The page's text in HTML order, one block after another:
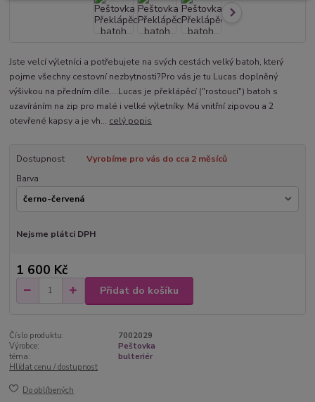
Jste velcí výletníci a potřebujete na svých cestách velký batoh, který
pojme všechny cestovní nezbytnosti?Pro vás je tu Lucas doplněný
výšivkou na předním díle....Lucas je překlápěcí ("rostoucí") batoh s
uzavíráním na zip pro malé i velké výletníky. Má vnitřní zipovou a 2
otevřené kapsy a je vh... celý popis
Dostupnost
Vyrobíme pro vás do cca 2 měsíců
Barva
Nejsme plátci DPH
1 600 Kč
Přidat do košíku
Číslo produktu:
7002029
Výrobce:
Peštovka
téma:
bulteriér
Hlídat cenu / dostupnost
Do oblíbených